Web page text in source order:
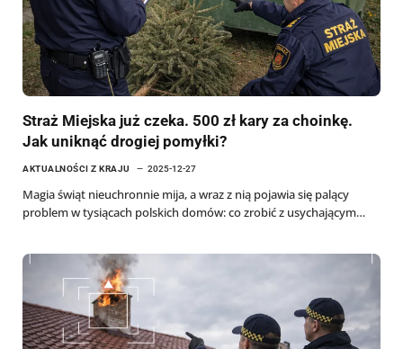
Straż Miejska już czeka. 500 zł kary za choinkę.
Jak uniknąć drogiej pomyłki?
AKTUALNOŚCI Z KRAJU 2025-12-27
Magia świąt nieuchronnie mija, a wraz z nią pojawia się palący
problem w tysiącach polskich domów: co zrobić z usychającym…